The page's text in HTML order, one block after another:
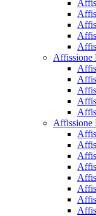
Affissione
Affissione